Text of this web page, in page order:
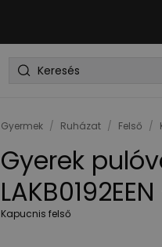
Gyermek / Ruházat / Felső /
Gyerek
Kapucnis felső